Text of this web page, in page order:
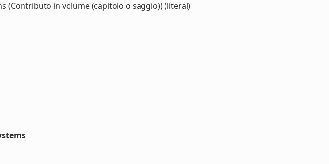
(Contributo in volume (capitolo o saggio)) (literal)